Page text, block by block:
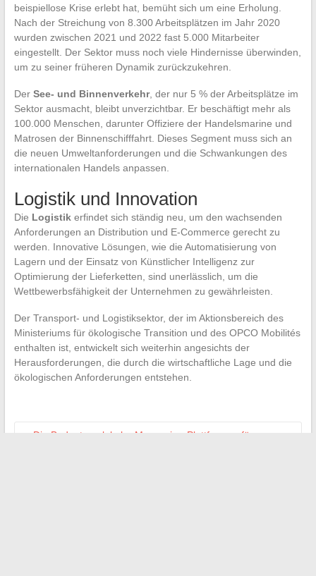
beispiellose Krise erlebt hat, bemüht sich um eine Erholung.
Nach der Streichung von 8.300 Arbeitsplätzen im Jahr 2020
wurden zwischen 2021 und 2022 fast 5.000 Mitarbeiter
eingestellt. Der Sektor muss noch viele Hindernisse überwinden,
um zu seiner früheren Dynamik zurückzukehren.
Der See- und Binnenverkehr, der nur 5 % der Arbeitsplätze im
Sektor ausmacht, bleibt unverzichtbar. Er beschäftigt mehr als
100.000 Menschen, darunter Offiziere der Handelsmarine und
Matrosen der Binnenschifffahrt. Dieses Segment muss sich an
die neuen Umweltanforderungen und die Schwankungen des
internationalen Handels anpassen.
Logistik und Innovation
Die Logistikerfindet sich ständig neu, um den wachsenden
Anforderungen an Distribution und E-Commerce gerecht zu
werden. Innovative Lösungen, wie die Automatisierung von
Lagern und der Einsatz von Künstlicher Intelligenz zur
Optimierung der Lieferketten, sind unerlässlich, um die
Wettbewerbsfähigkeit der Unternehmen zu gewährleisten.
Der Transport- und Logistiksektor, der im Aktionsbereich des
Ministeriums für ökologische Transition und des OPCO Mobilités
enthalten ist, entwickelt sich weiterhin angesichts der
Herausforderungen, die durch die wirtschaftliche Lage und die
ökologischen Anforderungen entstehen.
Die Bedeutung lokaler Messaging-Plattformen für